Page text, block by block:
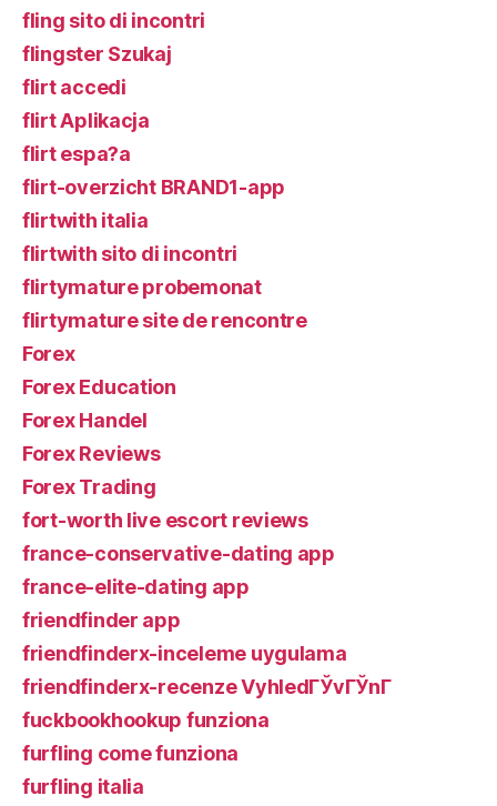
fling sito di incontri
flingster Szukaj
flirt accedi
flirt Aplikacja
flirt espa?a
flirt-overzicht BRAND1-app
flirtwith italia
flirtwith sito di incontri
flirtymature probemonat
flirtymature site de rencontre
Forex
Forex Education
Forex Handel
Forex Reviews
Forex Trading
fort-worth live escort reviews
france-conservative-dating app
france-elite-dating app
friendfinder app
friendfinderx-inceleme uygulama
friendfinderx-recenze VyhledГЎvГЎnГ­
fuckbookhookup funziona
furfling come funziona
furfling italia